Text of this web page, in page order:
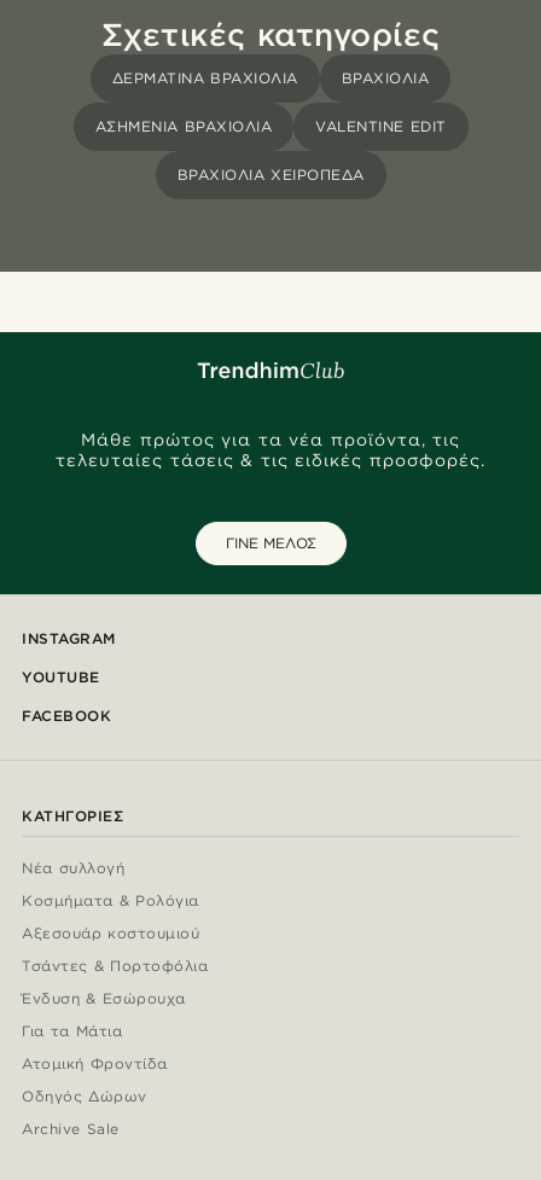
Σχετικές κατηγορίες
ΔΕΡΜΆΤΙΝΑ ΒΡΑΧΙΌΛΙΑ ΒΡΑΧΙΌΛΙΑ
ΑΣΗΜΈΝΙΑ ΒΡΑΧΙΌΛΙΑ VALENTINE EDIT
ΒΡΑΧΙΌΛΙΑ ΧΕΙΡΟΠΈΔΑ
Μάθε πρώτος για τα νέα προϊόντα, τις
τελευταίες τάσεις & τις ειδικές προσφορές.
ΓΙΝΕ ΜΕΛΟΣ
INSTAGRAM
YOUTUBE
FACEBOOK
ΚΑΤΗΓΟΡΊΕΣ
Νέα συλλογή
Κοσμήματα & Ρολόγια
Αξεσουάρ κοστουμιού
Τσάντες & Πορτοφόλια
Ένδυση & Εσώρουχα
Για τα Μάτια
Ατομική Φροντίδα
Οδηγός Δώρων
Archive Sale